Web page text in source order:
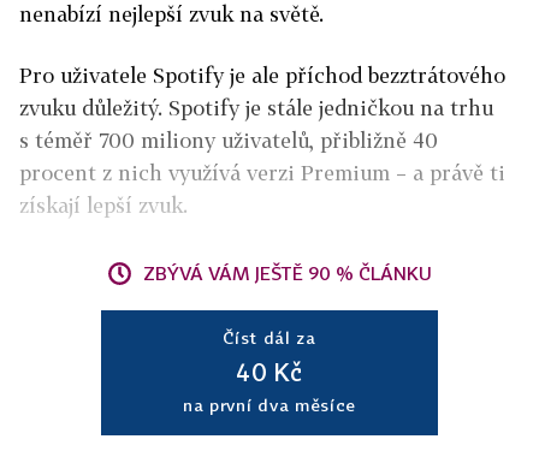
nenabízí nejlepší zvuk na světě.
Pro uživatele Spotify je ale příchod bezztrátového
zvuku důležitý. Spotify je stále jedničkou na trhu
s téměř 700 miliony uživatelů, přibližně 40
procent z nich využívá verzi Premium – a právě ti
získají lepší zvuk.
ZBÝVÁ VÁM JEŠTĚ 90 % ČLÁNKU
Číst dál za
40 Kč
na první dva měsíce